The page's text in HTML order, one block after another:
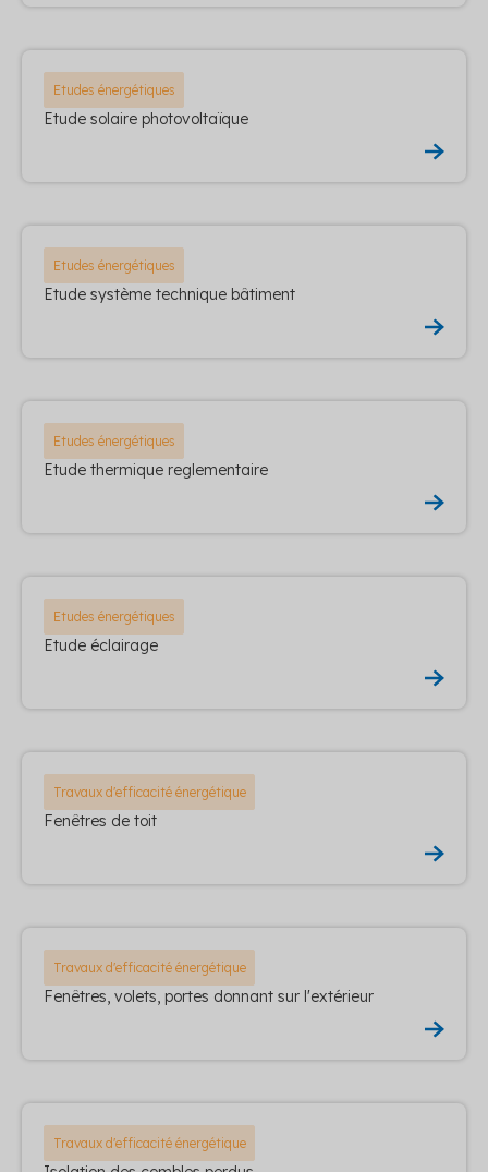
Etudes énergétiques
Etude solaire photovoltaïque
Etudes énergétiques
Etude système technique bâtiment
Etudes énergétiques
Etude thermique reglementaire
Etudes énergétiques
Etude éclairage
Travaux d'efficacité énergétique
Fenêtres de toit
Travaux d'efficacité énergétique
Fenêtres, volets, portes donnant sur l'extérieur
Travaux d'efficacité énergétique